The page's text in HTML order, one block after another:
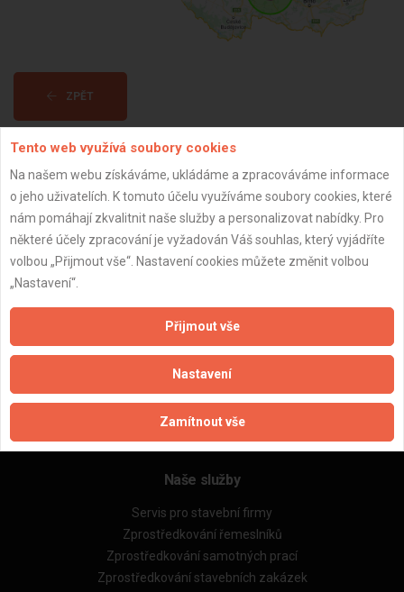
ZPĚT
Důležité informace
Zpracování a ochrana osobních údajů
Zásady pro používání souborů cookie
Obchodní podmínky (zprostředkování)
Naše služby
Servis pro stavební firmy
Zprostředkování řemeslníků
Zprostředkování samotných prací
Zprostředkování stavebních zakázek
Tento web využívá soubory cookies
Na našem webu získáváme, ukládáme a zpracováváme informace
o jeho uživatelích. K tomuto účelu využíváme soubory cookies, které
nám pomáhají zkvalitnit naše služby a personalizovat nabídky. Pro
některé účely zpracování je vyžadován Váš souhlas, který vyjádříte
volbou „Přijmout vše“. Nastavení cookies můžete změnit volbou
„Nastavení“.
Přijmout vše
Nastavení
Zamítnout vše